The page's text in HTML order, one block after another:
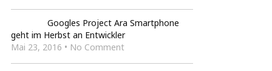
Googles Project Ara Smartphone
geht im Herbst an Entwickler
Mai 23, 2016 • No Comment